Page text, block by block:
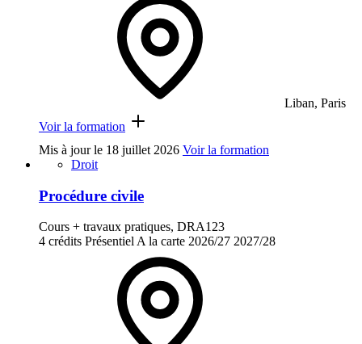
Liban, Paris
Voir la formation
Mis à jour le 18 juillet 2026 Voir la formation
Droit
Procédure civile
Cours + travaux pratiques, DRA123
4 crédits PrésentielA la carte 2026/27 2027/28